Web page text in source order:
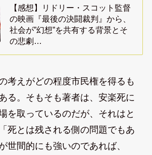
【感想】リドリー・スコット監督
の映画『最後の決闘裁判』から、
社会が”幻想”を共有する背景とそ
の悲劇…
考えがどの程度市民権を得るも
る。そもそも著者は、安楽死に
を取っているのだが、それはと
死とは残される側の問題でもあ
世間的にも強いのであれば、